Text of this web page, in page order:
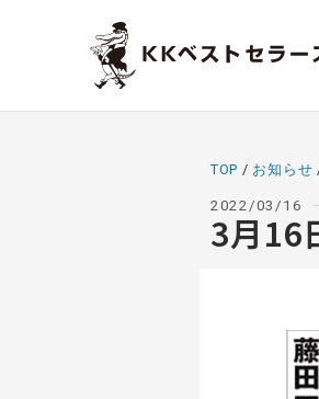
TOP / お知らせ
2022/03/16
3月16